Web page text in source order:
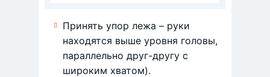
Принять упор лежа – руки
находятся выше уровня головы,
параллельно друг-другу с
широким хватом).